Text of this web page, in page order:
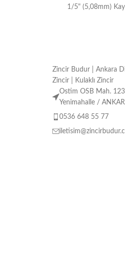
1/5" (5,08mm)
Zincir Budur | Ankara
Zincir | Kulaklı Zincir
Ostim OSB Mah.
Yenimahalle /
0536 648 55 77